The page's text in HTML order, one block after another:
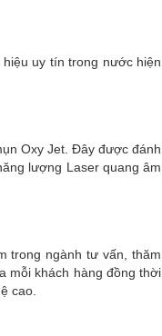
uy tín trong nước hiện
Oxy Jet. Đây được đánh
lượng Laser quang âm
trong ngành tư vấn, thăm
mỗi khách hàng đồng thời
cao.